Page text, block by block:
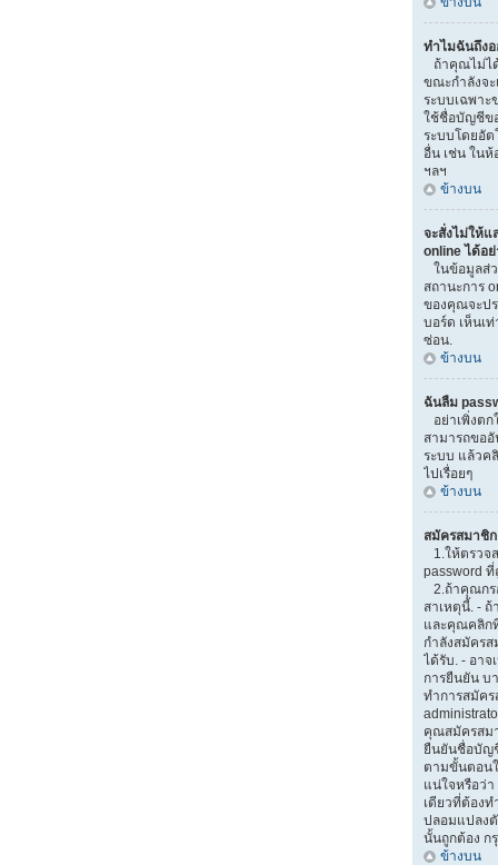
ทำไมฉันถึง
ถ้าคุณไม่ไ
ขณะกำลังจ
ระบบเฉพา
ใช้ชื่อบัญชีข
ระบบโดยอั
อื่น เช่น ในห้
ฯลฯ
ข้างบน
จะสั่งไม่ให้แ
online ได้อย่
ในข้อมูลส่
สถานะการ
ของคุณจะป
บอร์ด เห็นเ
ซ่อน.
ข้างบน
ฉันลืม
อย่าเพิ่งต
สามารถขอ
ระบบ แล้วค
ไปเรื่อยๆ
ข้างบน
สมัครสมาชิ
1.ให้ตรวจ
password ที่
2.ถ้าคุณกร
สาเหตุนี้. -
และคุณคลิก
กำลังสมัคร
ได้รับ. - อา
การยืนยัน บ
ทำการสมัค
คุณสมัครสม
ยืนยันชื่อบัญ
ตามขั้นตอน
แน่ใจหรือว่
เดียวที่ต้อง
ปลอมแปลง
นั้นถูกต้อง ก
ข้างบน